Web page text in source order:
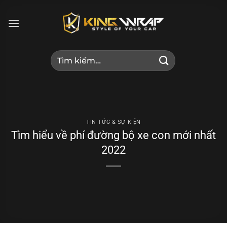
qua
Tìm
kiếm:
TIN TỨC & SỰ KIỆN
Tìm hiểu về phí đường bộ xe con mới nhất
2022